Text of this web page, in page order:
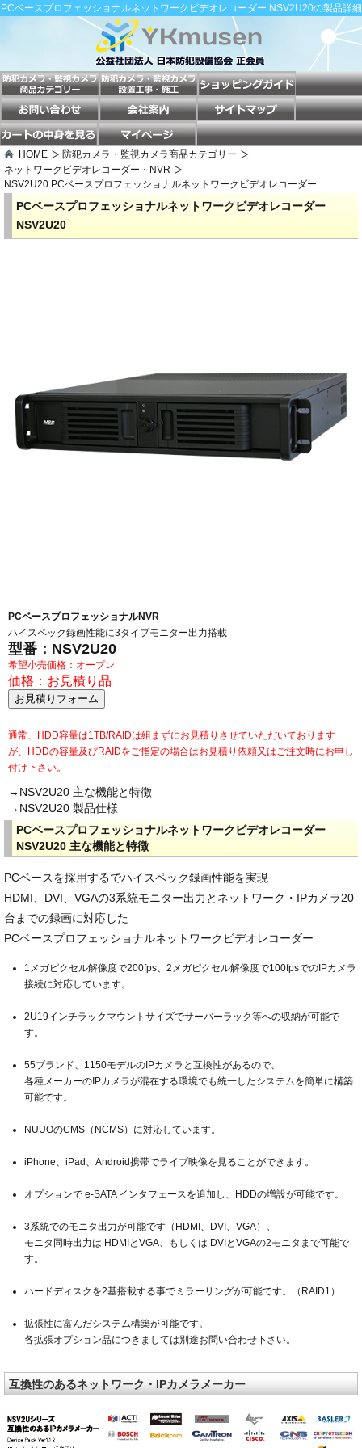
PCベースプロフェッショナルネットワークビデオレコーダー NSV2U20の製品詳細
HOME
防犯カメラ・監視カメラ商品カテゴリー
ネットワークビデオレコーダー・NVR
NSV2U20 PCベースプロフェッショナルネットワークビデオレコーダー
PCベースプロフェッショナルネットワークビデオレコーダー
NSV2U20
PCベースプロフェッショナルNVR
ハイスペック録画性能に3タイプモニター出力搭載
型番：NSV2U20
希望小売価格：オープン
価格：お見積り品
通常、HDD容量は1TB/RAIDは組まずにお見積りさせていただいております
が、HDDの容量及びRAIDをご指定の場合はお見積り依頼又はご注文時にお申し
付け下さい。
→NSV2U20 主な機能と特徴
→NSV2U20 製品仕様
PCベースプロフェッショナルネットワークビデオレコーダー
NSV2U20 主な機能と特徴
PCベースを採用するでハイスペック録画性能を実現
HDMI、DVI、VGAの3系統モニター出力とネットワーク・IPカメラ20
台までの録画に対応した
PCベースプロフェッショナルネットワークビデオレコーダー
1メガピクセル解像度で200fps、2メガピクセル解像度で100fpsでのIPカメラ
接続に対応しています。
2U19インチラックマウントサイズでサーバーラック等への収納が可能で
す。
55ブランド、1150モデルのIPカメラと互換性があるので、
各種メーカーのIPカメラが混在する環境でも統一したシステムを簡単に構築
可能です。
NUUOのCMS（NCMS）に対応しています。
iPhone、iPad、Android携帯でライブ映像を見ることができます。
オプションで e-SATA インタフェースを追加し、HDDの増設が可能です。
3系統でのモニタ出力が可能です（HDMI、DVI、VGA）。
モニタ同時出力は HDMIとVGA、もしくは DVIとVGAの2モニタまで可能で
す。
ハードディスクを2基搭載する事でミラーリングが可能です。（RAID1）
拡張性に富んだシステム構築が可能です。
各拡張オプション品につきましては別途お問い合わせ下さい。
互換性のあるネットワーク・IPカメラメーカー